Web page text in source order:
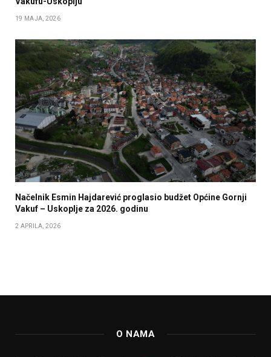
19 MAJA, 2026
Načelnik Esmin Hajdarević proglasio budžet Općine Gornji
Vakuf – Uskoplje za 2026. godinu
2 APRILA, 2026
O NAMA